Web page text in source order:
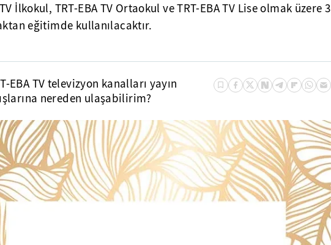
İlkokul, TRT-EBA TV Ortaokul ve TRT-EBA TV Lise olmak üzere 3
eğitimde kullanılacaktır.
EBA TV televizyon kanalları yayın
nereden ulaşabilirim?